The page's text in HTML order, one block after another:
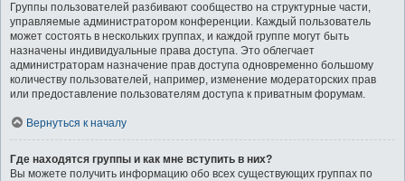
Группы пользователей разбивают сообщество на структурные части,
управляемые администратором конференции. Каждый пользователь
может состоять в нескольких группах, и каждой группе могут быть
назначены индивидуальные права доступа. Это облегчает
администраторам назначение прав доступа одновременно большому
количеству пользователей, например, изменение модераторских прав
или предоставление пользователям доступа к приватным форумам.
Вернуться к началу
Где находятся группы и как мне вступить в них?
Вы можете получить информацию обо всех существующих группах по